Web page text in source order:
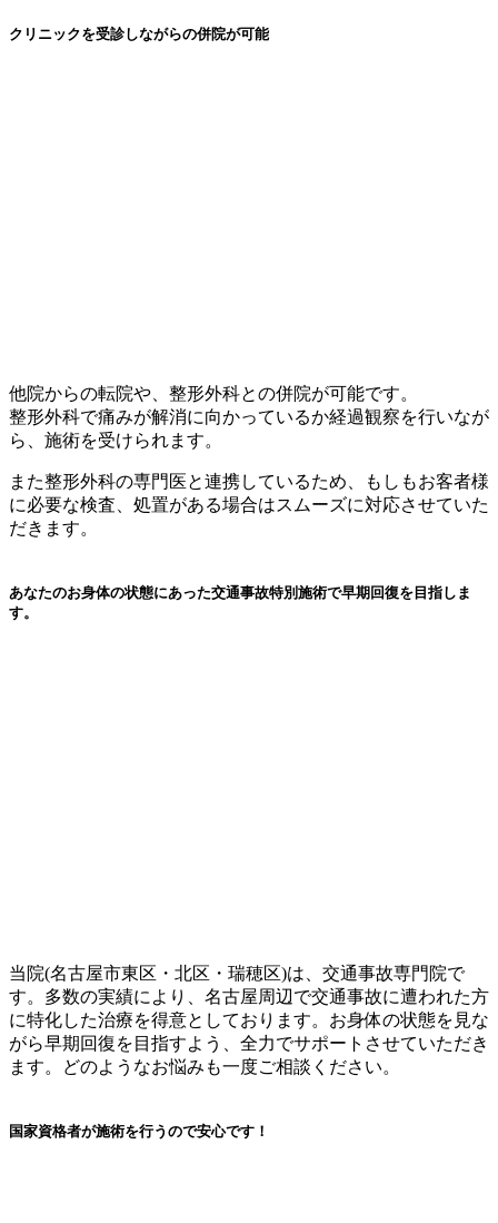
クリニックを受診しながらの併院が可能
他院からの転院や、整形外科との併院が可能です。
整形外科で痛みが解消に向かっているか経過観察を行いなが
ら、施術を受けられます。
また整形外科の専門医と連携しているため、もしもお客者様
に必要な検査、処置がある場合はスムーズに対応させていた
だきます。
あなたのお身体の状態にあった交通事故特別施術で早期回復を目指しま
す。
当院(名古屋市東区・北区・瑞穂区)は、交通事故専門院で
す。多数の実績により、名古屋周辺で交通事故に遭われた方
に特化した治療を得意としております。お身体の状態を見な
がら早期回復を目指すよう、全力でサポートさせていただき
ます。どのようなお悩みも一度ご相談ください。
国家資格者が施術を行うので安心です！